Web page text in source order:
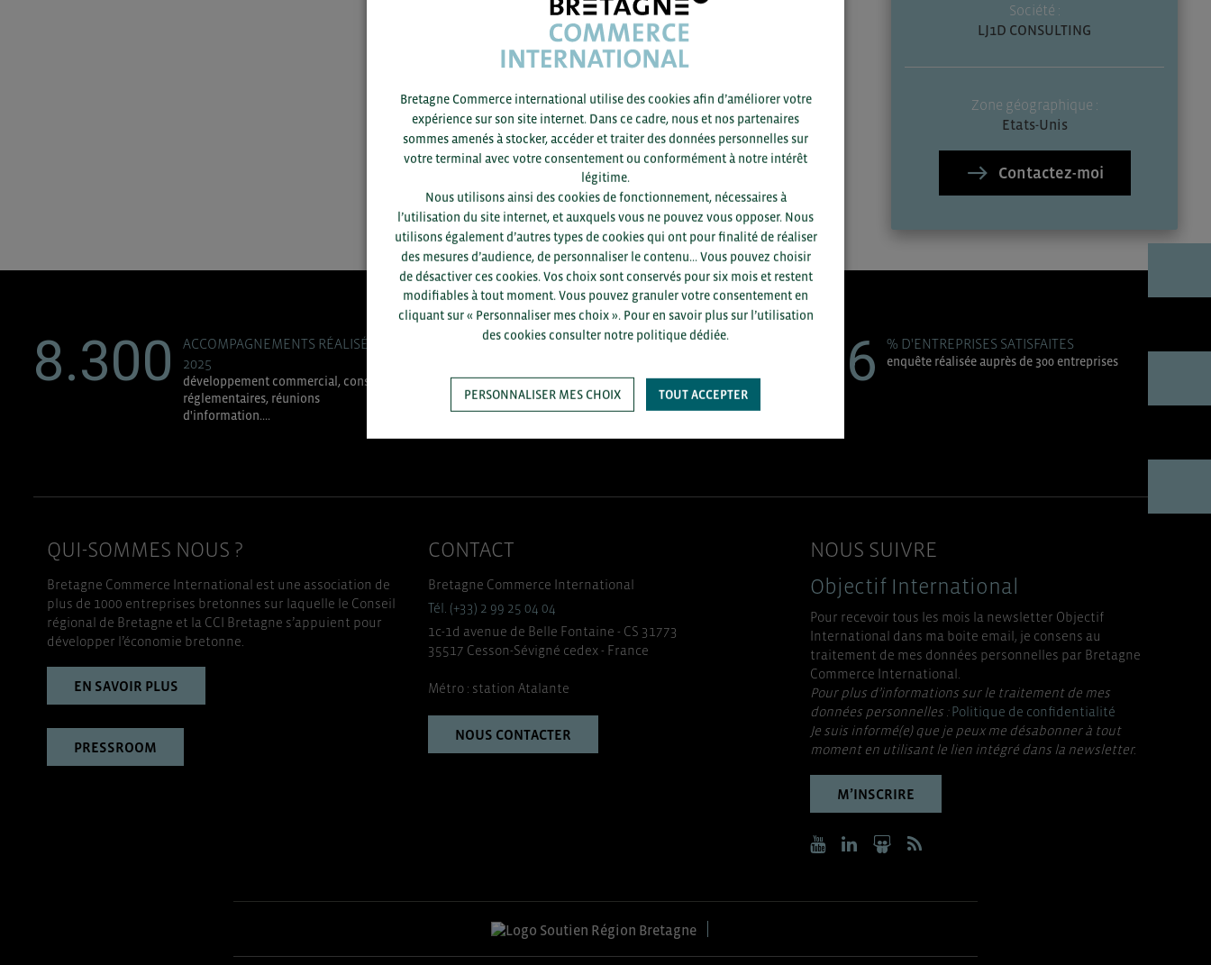
Société :
LJ1D CONSULTING
Zone géographique :
Etats-Unis
Contactez-moi
8.300
ACCOMPAGNEMENTS RÉALISÉS EN
2025
développement commercial, conseils
réglementaires, réunions
d'information....
+1.700 ENTREPRISES DIFFÉRENTES
en 2025
96 % D'ENTREPRISES SATISFAITES
enquête réalisée auprès de 300 entreprises
QUI-SOMMES NOUS ?
Bretagne Commerce International est une association de
plus de 1000 entreprises bretonnes sur laquelle le Conseil
régional de Bretagne et la CCI Bretagne s’appuient pour
développer l’économie bretonne.
EN SAVOIR PLUS
PRESSROOM
CONTACT
Bretagne Commerce International
Tél. (+33) 2 99 25 04 04
1c-1d avenue de Belle Fontaine - CS 31773
35517 Cesson-Sévigné cedex - France
Métro : station Atalante
NOUS CONTACTER
NOUS SUIVRE
Objectif International
Pour recevoir tous les mois la newsletter Objectif
International dans ma boite email, je consens au
traitement de mes données personnelles par Bretagne
Commerce International.
Pour plus d’informations sur le traitement de mes
données personnelles :Politique de confidentialité
Je suis informé(e) que je peux me désabonner à tout
moment en utilisant le lien intégré dans la newsletter.
M’INSCRIRE
Bretagne Commerce international utilise des cookies afin d’améliorer votre
expérience sur son site internet. Dans ce cadre, nous et nos partenaires
sommes amenés à stocker, accéder et traiter des données personnelles sur
votre terminal avec votre consentement ou conformément à notre intérêt
légitime.
Nous utilisons ainsi des cookies de fonctionnement, nécessaires à
l’utilisation du site internet, et auxquels vous ne pouvez vous opposer. Nous
utilisons également d’autres types de cookies qui ont pour finalité de réaliser
des mesures d’audience, de personnaliser le contenu... Vous pouvez choisir
de désactiver ces cookies. Vos choix sont conservés pour six mois et restent
modifiables à tout moment. Vous pouvez granuler votre consentement en
cliquant sur « Personnaliser mes choix ». Pour en savoir plus sur l’utilisation
des cookies consulter notre politique dédiée.
PERSONNALISER MES CHOIX TOUT ACCEPTER